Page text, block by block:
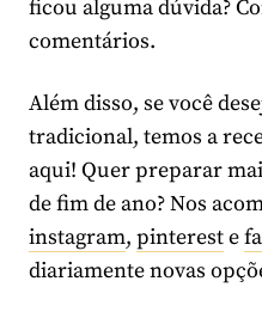
ficou alguma dúvida?
comentários.
Além disso, se você
tradicional, temos a
aqui! Quer preparar
de fim de ano? Nos
instagram, pintereste
diariamente novas